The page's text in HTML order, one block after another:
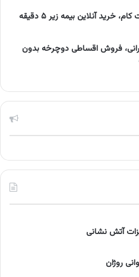
خرید آنلاین بیمه زیر ۵ دقیقه
فروش اقساطی دوچرخه بدون
آتش نشانی
روژان